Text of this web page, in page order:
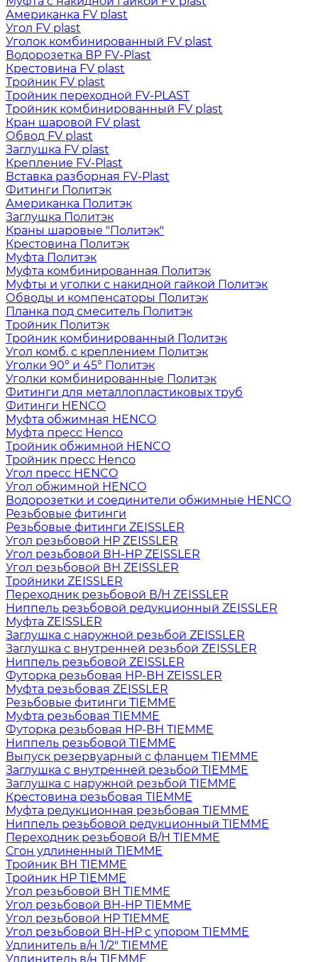
Американка FV plast
Угол FV plast
Уголок комбинированный FV plast
Водорозетка ВР FV-Plast
Крестовина FV plast
Тройник FV plast
Тройник переходной FV-PLAST
Тройник комбинированный FV plast
Кран шаровой FV plast
Обвод FV plast
Заглушка FV plast
Крепление FV-Plast
Вставка разборная FV-Plast
Фитинги Политэк
Американка Политэк
Заглушка Политэк
Краны шаровые "Политэк"
Крестовина Политэк
Муфта Политэк
Муфта комбинированная Политэк
Муфты и уголки с накидной гайкой Политэк
Обводы и компенсаторы Политэк
Планка под смеситель Политэк
Тройник Политэк
Тройник комбинированный Политэк
Угол комб. с креплением Политэк
Уголки 90° и 45° Политэк
Уголки комбинированные Политэк
Фитинги для металлопластиковых труб
Фитинги HENCO
Муфта обжимная HENCO
Муфта пресс Henco
Тройник обжимной HENCO
Тройник пресс Henco
Угол пресс HENCO
Угол обжимной HENCO
Водорозетки и соединители обжимные HENCO
Резьбовые фитинги
Резьбовые фитинги ZEISSLER
Угол резьбовой НР ZEISSLER
Угол резьбовой ВН-НР ZEISSLER
Угол резьбовой ВН ZEISSLER
Тройники ZEISSLER
Переходник резьбовой В/Н ZEISSLER
Ниппель резьбовой редукционный ZEISSLER
Муфта ZEISSLER
Заглушка с наружной резьбой ZEISSLER
Заглушка с внутренней резьбой ZEISSLER
Ниппель резьбовой ZEISSLER
Футорка резьбовая НР-ВН ZEISSLER
Муфта резьбовая ZEISSLER
Резьбовые фитинги TIEMME
Муфта резьбовая TIEMME
Футорка резьбовая НР-ВН TIEMME
Ниппель резьбовой TIEMME
Выпуск резервуарный с фланцем TIEMME
Заглушка с внутренней резьбой TIEMME
Заглушка с наружной резьбой TIEMME
Крестовина резьбовая TIEMME
Муфта редукционная резьбовая TIEMME
Ниппель резьбовой редукционный TIEMME
Переходник резьбовой В/Н TIEMME
Сгон удлиненный TIEMME
Тройник ВН TIEMME
Тройник НР TIEMME
Угол резьбовой ВН TIEMME
Угол резьбовой ВН-НР TIEMME
Угол резьбовой НР TIEMME
Угол резьбовой ВН-НР с упором TIEMME
Удлинитель в/н 1/2" TIEMME
Удлинитель в/н TIEMME